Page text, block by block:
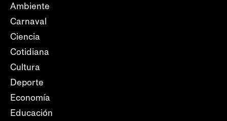
Ambiente
Carnaval
Ciencia
Cotidiana
Cultura
Deporte
Economía
Educación